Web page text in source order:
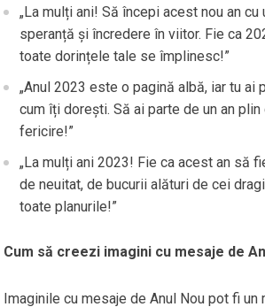
„La mulți ani! Să începi acest nou an
speranță și încredere în viitor. Fie ca
toate dorințele tale se împlinesc!”
„Anul 2023 este o pagină albă, iar tu ai
cum îți dorești. Să ai parte de un an
fericire!”
„La mulți ani 2023! Fie ca acest an să
de neuitat, de bucurii alături de cei
toate planurile!”
Cum să creezi imagini cu mesaje de
Imaginile cu mesaje de Anul Nou pot fi un